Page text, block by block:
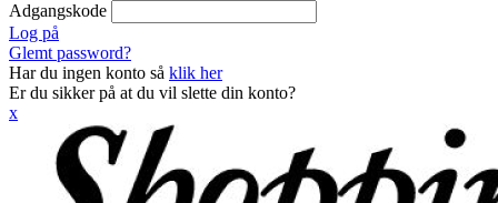
Adgangskode
Log på
Glemt password?
Har du ingen konto så klik her
Er du sikker på at du vil slette din konto?
x